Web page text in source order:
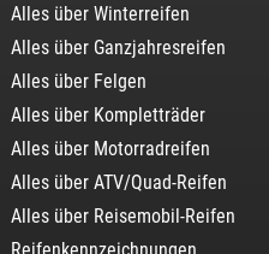
Alles über Winterreifen
Alles über Ganzjahresreifen
Alles über Felgen
Alles über Kompletträder
Alles über Motorradreifen
Alles über ATV/Quad-Reifen
Alles über Reisemobil-Reifen